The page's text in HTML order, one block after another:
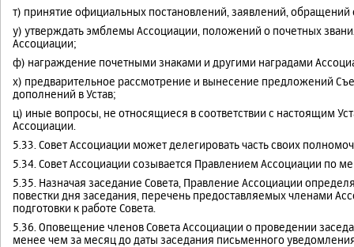
т) принятие официальных постановлений, заявлений,
у) утверждать эмблемы Ассоциации, положений о почетных
Ассоциации;
ф) награждение почетными знаками и другими наградами
х) предварительное рассмотрение и вынесение предложений
дополнений в Устав;
ц) иные вопросы, не относящиеся в соответствии с настоящим
Ассоциации.
5.33. Совет Ассоциации может делегировать часть своих
5.34. Совет Ассоциации созывается Правлением Ассоциации по
5.35. Назначая заседание Совета, Правление Ассоциации
повестки дня заседания, перечень предоставляемых членами
подготовки к работе Совета.
5.36. Оповещение членов Совета Ассоциации о проведении
менее чем за месяц до даты заседания письменного